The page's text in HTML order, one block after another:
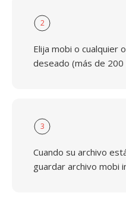
2
Elija mobi o cualquier
deseado (más de
3
Cuando su archivo
guardar archivo mobi